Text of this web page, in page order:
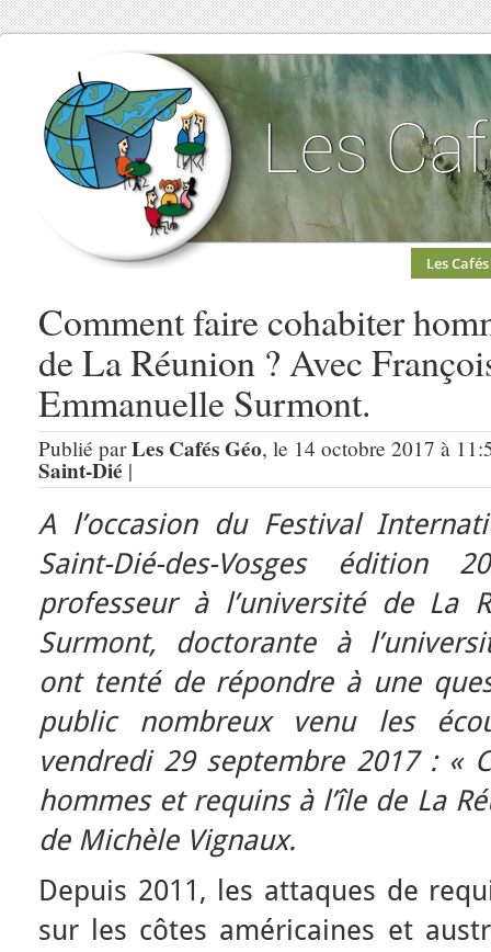
Les Cafés
Comment faire cohabiter
de La Réunion ? Avec
Emmanuelle Surmont.
Publié parLes Cafés Géo, le 14 octobre 2017 à
Saint-Dié |
A l’occasion du Festival
Saint-Dié-des-Vosges édition
professeur à l’université de La
Surmont, doctorante à
ont tenté de répondre à une
public nombreux venu les
vendredi 29 septembre 2017 : «
hommes et requins à l’île de La
de Michèle Vignaux.
Depuis 2011, les attaques de
sur les côtes américaines et